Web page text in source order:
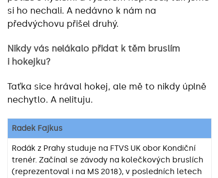
si ho nechali. A nedávno k nám na
předvýchovu přišel druhý.
Nikdy vás nelákalo přidat k těm bruslím
i hokejku?
Taťka sice hrával hokej, ale mě to nikdy úplně
nechytlo. A nelituju.
Radek Fajkus
Rodák z Prahy studuje na FTVS UK obor Kondiční
trenér. Začínal se závody na kolečkových bruslích
(reprezentoval i na MS 2018), v posledních letech